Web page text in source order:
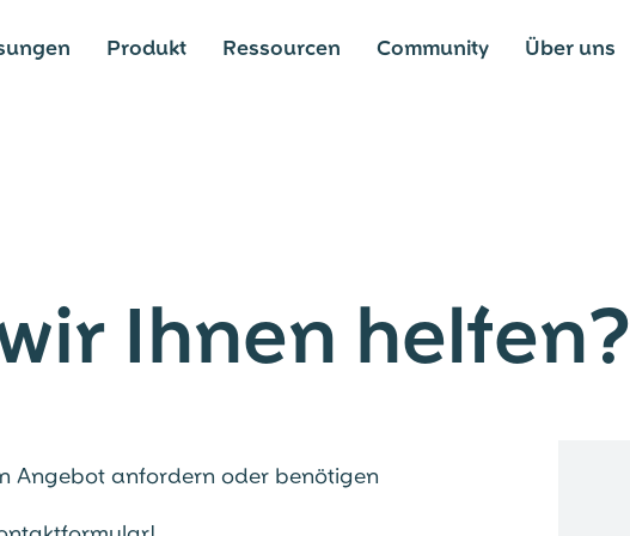
Produkt Ressourcen Community Über uns
Ihnen helfen?
Angebot anfordern oder benötigen